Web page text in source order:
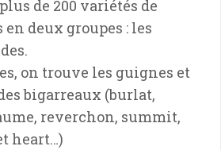
de 200 variétés de
deux groupes : les
on trouve les guignes et
bigarreaux (burlat,
reverchon, summit,
heart…)